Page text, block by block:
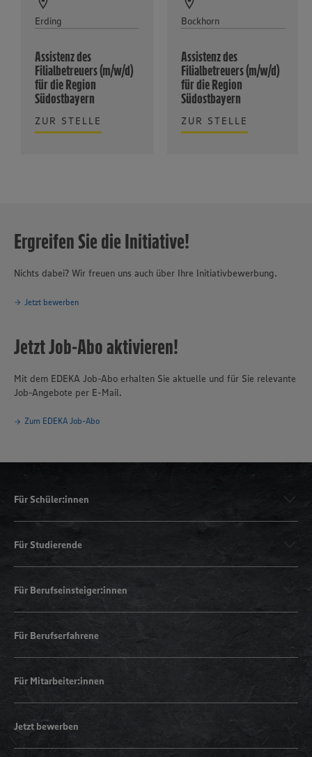
Erding
Assistenz des
Filialbetreuers (m/w/d)
für die Region
Südostbayern
ZUR STELLE
Bockhorn
Assistenz des
Filialbetreuers (m/w/d)
für die Region
Südostbayern
ZUR STELLE
Ergreifen Sie die Initiative!
Nichts dabei? Wir freuen uns auch über Ihre Initiativbewerbung.
Jetzt bewerben
Jetzt Job-Abo aktivieren!
Mit dem EDEKA Job-Abo erhalten Sie aktuelle und für Sie relevante
Job-Angebote per E-Mail.
Zum EDEKA Job-Abo
Für Schüler:innen
Für Studierende
Für Berufseinsteiger:innen
Für Berufserfahrene
Für Mitarbeiter:innen
Jetzt bewerben